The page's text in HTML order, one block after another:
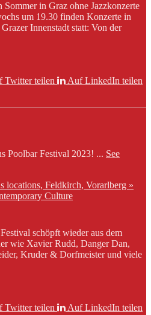
in Graz ohne Jazzkonzerte
um 19.30 finden Konzerte in
Innenstadt statt: Von der
Twitter teilen
Auf LinkedIn teilen
Poolbar Festival 2023! ... See
locations, Feldkirch, Vorarlberg »
Culture
schöpft wieder aus dem
wie Xavier Rudd, Danger Dan,
Kruder & Dorfmeister und viele
Twitter teilen
Auf LinkedIn teilen